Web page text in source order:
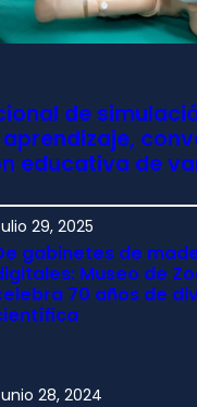
de
educativa de
29, 2025
gabinetes de
Museo de
70 años de
28, 2024